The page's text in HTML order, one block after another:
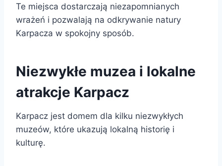
Te miejsca dostarczają niezapomnianych
wrażeń i pozwalają na odkrywanie natury
Karpacza w spokojny sposób.
Niezwykłe muzea i lokalne
atrakcje Karpacz
Karpacz jest domem dla kilku niezwykłych
muzeów, które ukazują lokalną historię i
kulturę.